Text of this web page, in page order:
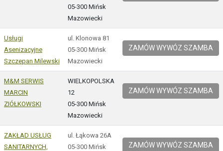
05-300 Mińsk
Mazowiecki
Usługi
Asenizacyjne
Szczepan Milewski
ul. Klonowa 81
05-300 Mińsk
Mazowiecki
ZAMÓW WYWÓZ SZAMBA
M&M SERWIS
MARCIN
ZIÓŁKOWSKI
WIELKOPOLSKA
12
05-300 Mińsk
Mazowiecki
ZAMÓW WYWÓZ SZAMBA
ZAKŁAD USŁUG
SANITARNYCH,
ul. Łąkowa 26A
05-300 Mińsk
ZAMÓW WYWÓZ SZAMBA